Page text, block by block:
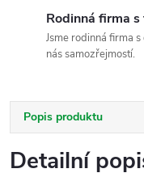
Rodinná firma
Jsme rodinná firma
nás samozřejmostí.
Popis produktu
Detailní